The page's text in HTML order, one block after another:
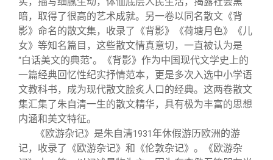
暗，取得了很高的艺术成就。另一卷以同名散文《背
影》命名的散文集，收录了《背影》《荷塘月色》《儿
女》等知名篇目，这些散文情真意切，一直被认为是
“白话美文的典范”。《背影》作为中国现代文学史上的
一篇经典回忆性纪实抒情范本，更是多次入选中小学语
文教科书，成为现代散文脍炙人口的经典。这两卷散文
集汇集了朱自清一生的散文精华，具有极为丰富的思想
内涵和美文特征。
《欧游杂记》是朱自清1931 年休假游历欧洲的游
记，收录了《欧游杂记》和《伦敦杂记》。《欧游杂